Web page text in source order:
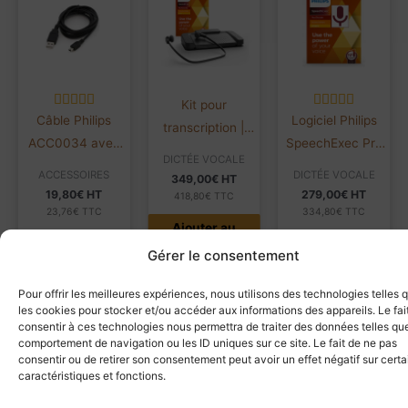
Gérer le consentement
Pour offrir les meilleures expériences, nous utilisons des technologies telles
les cookies pour stocker et/ou accéder aux informations des appareils. Le
consentir à ces technologies nous permettra de traiter des données telles
comportement de navigation ou les ID uniques sur ce site. Le fait de ne pas
consentir ou de retirer son consentement peut avoir un effet négatif sur
caractéristiques et fonctions.
Câble Philips
ACC0034 avec
mètres
ACCESSOIRES
19,80€ HT
23,76€ TTC
Kit pour
transcription |
Philips Pro
LFH7277 | 24 mois
DICTÉE VOCALE
349,00€ HT
418,80€ TTC
Ajouter au
Logiciel Philips
SpeechExec Pro
Dictate LFH4412 |
24 mois
DICTÉE VOCALE
279,00€ HT
334,80€ TTC
Produits similaires